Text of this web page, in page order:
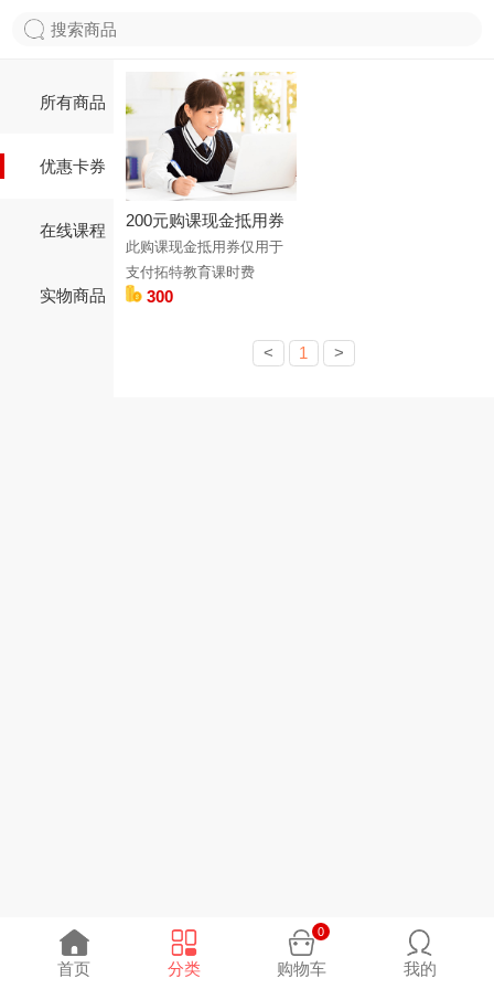
所有商品
优惠卡券
在线课程
实物商品
200元购课现金抵用券
此购课现金抵用券仅用于
支付拓特教育课时费
300
< 1 >
首页 分类
0
购物车 我的